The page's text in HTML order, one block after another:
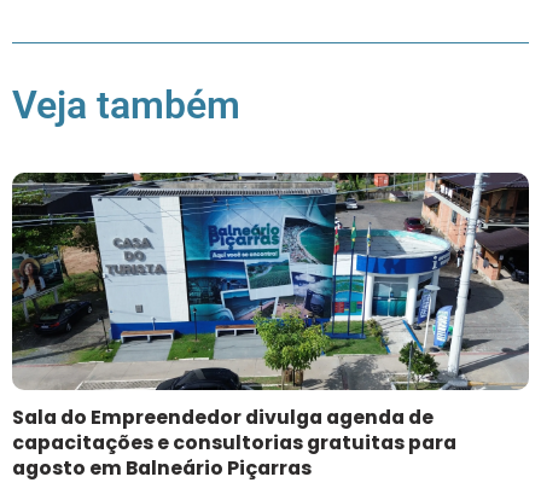
Veja também
Sala do Empreendedor divulga agenda de
capacitações e consultorias gratuitas para
agosto em Balneário Piçarras